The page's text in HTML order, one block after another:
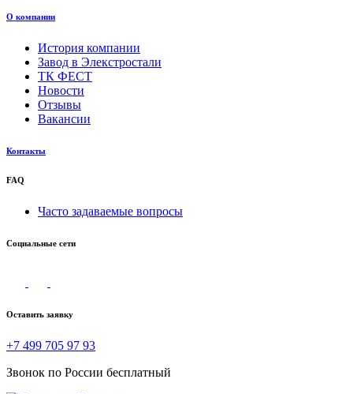
О компании
История компании
Завод в Элекстростали
ТК ФЕСТ
Новости
Отзывы
Вакансии
Контакты
FAQ
Часто задаваемые вопросы
Социальные сети
Оставить заявку
+7 499 705 97 93
Звонок по России бесплатный